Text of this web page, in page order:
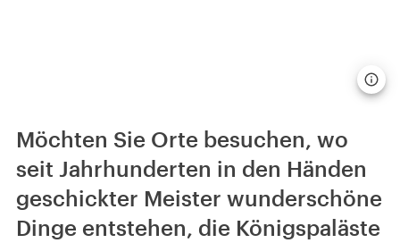
Möchten Sie Orte besuchen, wo
seit Jahrhunderten in den Händen
geschickter Meister wunderschöne
Dinge entstehen, die Königspaläste